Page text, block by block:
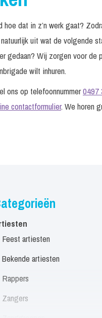
dat in z’n werk gaat?
uit wat de volgende
gedaan? Wij zorgen voor de
wilt inhuren.
ons op telefoonnummer0497
contactformulier. We horen
Feest artiesten
Bekende artiesten
Rappers
Zangers